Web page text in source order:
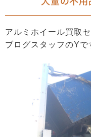
アルミホイール買取
ブログスタッフのYで